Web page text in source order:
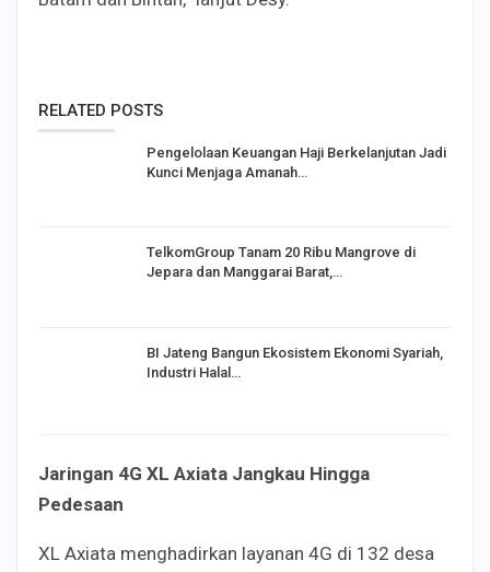
RELATED POSTS
Pengelolaan Keuangan Haji Berkelanjutan Jadi
Kunci Menjaga Amanah…
TelkomGroup Tanam 20 Ribu Mangrove di
Jepara dan Manggarai Barat,…
BI Jateng Bangun Ekosistem Ekonomi Syariah,
Industri Halal…
Jaringan 4G XL Axiata Jangkau Hingga
Pedesaan
XL Axiata menghadirkan layanan 4G di 132 desa